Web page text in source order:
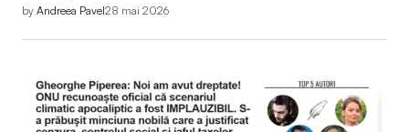
by Andreea Pavel28 mai 2026